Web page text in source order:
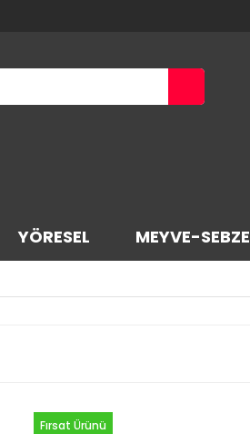
YÖRESEL MEYVE-SEBZE
Fırsat Ürünü